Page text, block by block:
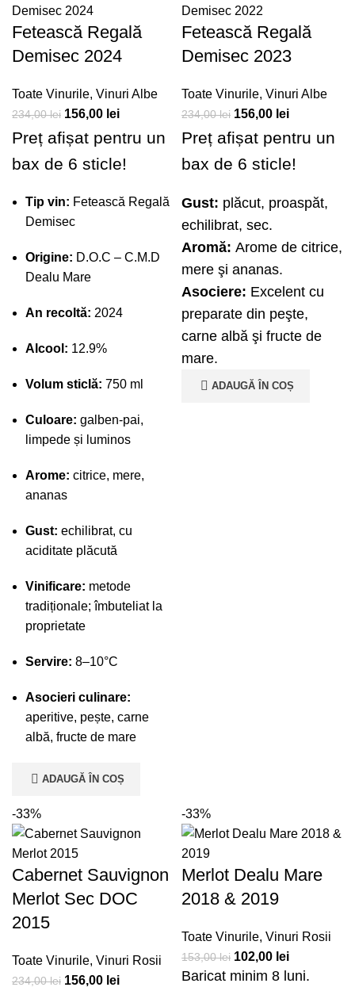
Fetească Regală
Demisec 2024
Toate Vinurile, Vinuri Albe
234,00lei 156,00 lei
Preț afișat pentru un
bax de 6 sticle!
Tip vin: Fetească Regală
Demisec
Origine: D.O.C – C.M.D
Dealu Mare
An recoltă: 2024
Alcool: 12.9%
Volum sticlă: 750 ml
Culoare: galben-pai,
limpede și luminos
Arome: citrice, mere,
ananas
Gust: echilibrat, cu
aciditate plăcută
Vinificare: metode
tradiționale; îmbuteliat la
proprietate
Servire: 8–10°C
Asocieri culinare:
aperitive, pește, carne
albă, fructe de mare
ADAUGĂ ÎN COȘ
Fetească Regală
Demisec 2023
Toate Vinurile, Vinuri Albe
234,00lei 156,00 lei
Preț afișat pentru un
bax de 6 sticle!
Gust: plăcut, proaspăt,
echilibrat, sec.
Aromă: Arome de citrice,
mere şi ananas.
Asociere: Excelent cu
preparate din peşte,
carne albă şi fructe de
mare.
ADAUGĂ ÎN COȘ
-33%
Cabernet Sauvignon
Merlot Sec DOC
2015
Toate Vinurile, Vinuri Rosii
234,00lei 156,00 lei
-33%
Merlot Dealu Mare
2018 & 2019
Toate Vinurile, Vinuri Rosii
153,00lei 102,00 lei
Baricat minim 8 luni.